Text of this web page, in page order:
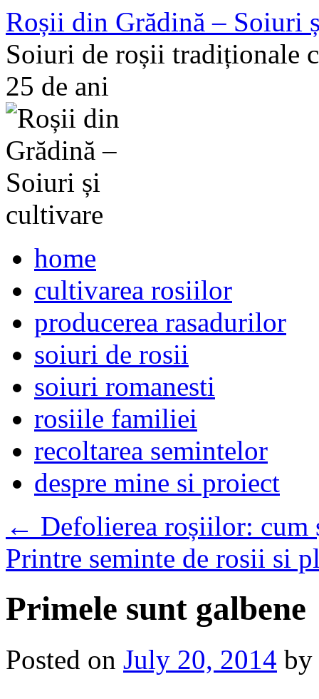
Skip
to
content
Roșii din Grădină – Soiuri
Soiuri de roșii tradiționale
25 de ani
home
cultivarea rosiilor
producerea rasadurilor
soiuri de rosii
soiuri romanesti
rosiile familiei
recoltarea semintelor
despre mine si proiect
← Defolierea roșiilor: cum
Printre seminte de rosii si
Primele sunt galbene
Posted on July 20, 2014 by